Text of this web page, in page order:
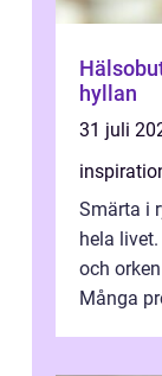
Hälsobutik mer än bara
hyllan
31 juli
Smärta i
hela
och
Många